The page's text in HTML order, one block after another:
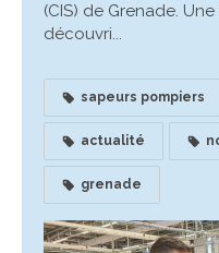
(CIS) de Grenade.
découvri...
sapeurs pompiers
actualité
grenade